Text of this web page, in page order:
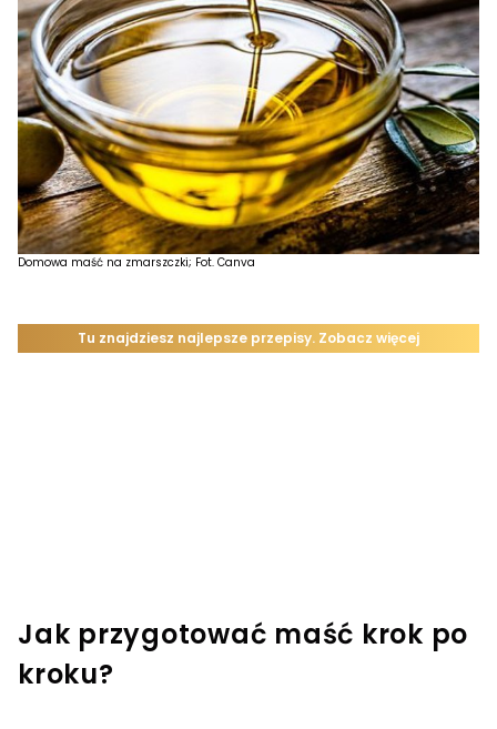
Domowa maść na zmarszczki; Fot. Canva
Jak przygotować maść krok po
kroku?